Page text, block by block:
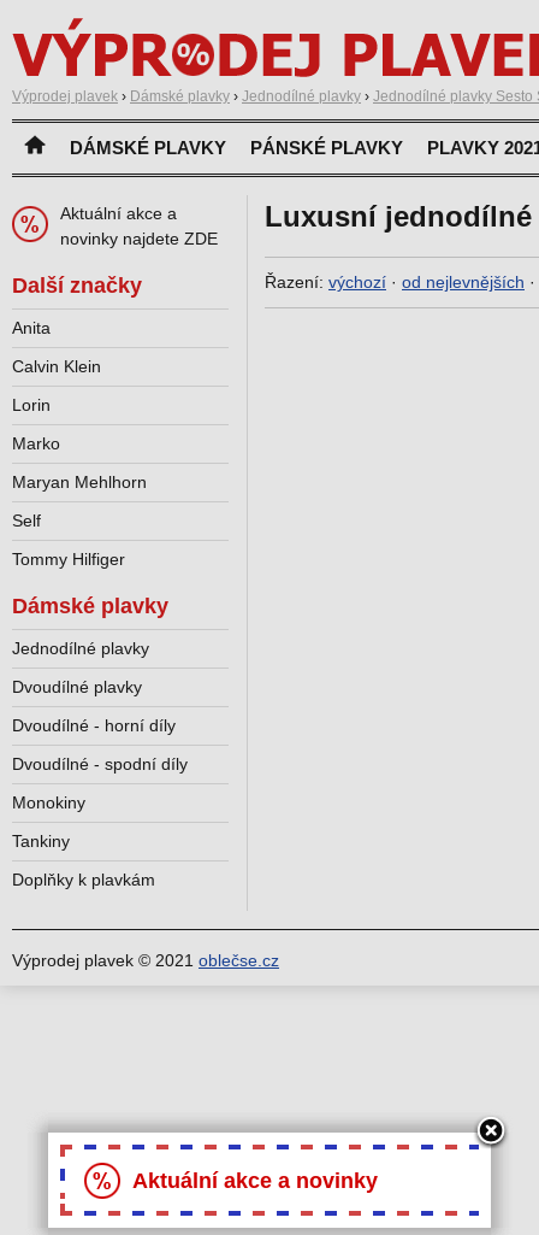
Výprodej plavek › Dámské plavky › Jednodílné plavky › Jednodílné plavky Sesto
DÁMSKÉ PLAVKY PÁNSKÉ PLAVKY PLAVKY
Luxusní jednodílné
Řazení: výchozí · od nejlevnějších ·
Aktuální akce a
novinky najdete ZDE
Další značky
Anita
Calvin Klein
Lorin
Marko
Maryan Mehlhorn
Self
Tommy Hilfiger
Dámské plavky
Jednodílné plavky
Dvoudílné plavky
Dvoudílné - horní díly
Dvoudílné - spodní díly
Monokiny
Tankiny
Doplňky k plavkám
Výprodej plavek © 2021 oblečse.cz
Aktuální akce a novinky